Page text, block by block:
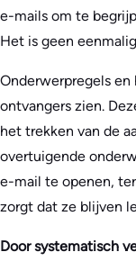
e-mails om te
Het is geen
Onderwerpregels
ontvangers zien.
het trekken van de
overtuigende
e-mail te openen,
zorgt dat ze blijven
Door systematisch